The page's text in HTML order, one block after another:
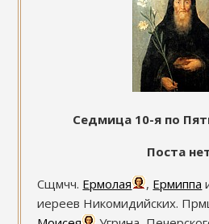
Седмица 10-я по
Поста
Сщмчч. Ермолая , Ермиппа
иереев Никомидийских.